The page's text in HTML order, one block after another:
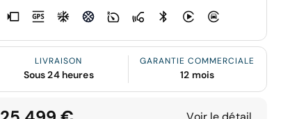
LIVRAISON
Sous 24 heures
GARANTIE COMMERCIALE
12 mois